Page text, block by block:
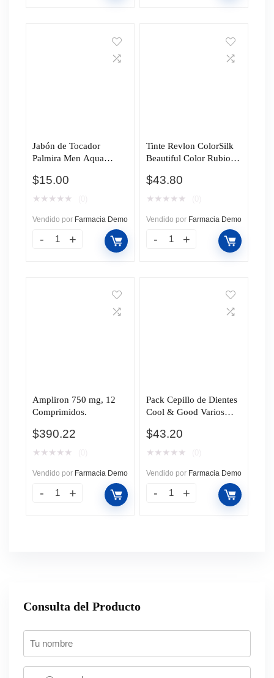
Jabón de Tocador
Palmira Men Aqua
$15.00
★ ★ ★ ★ ★
Vendido por Farmacia Demo
Tinte Revlon ColorSilk
Beautiful Color Rubio
pz.
$43.80
★ ★ ★ ★ ★
Vendido por Farmacia Demo
Ampliron 750 mg, 12
Comprimidos.
$390.22
★ ★ ★ ★ ★
Vendido por Farmacia Demo
Pack Cepillo de Dientes
Cool & Good Varios
$43.20
★ ★ ★ ★ ★
Vendido por Farmacia Demo
Consulta del Producto